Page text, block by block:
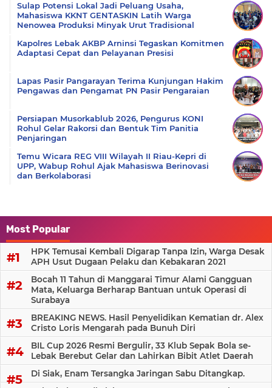
Sulap Potensi Lokal Jadi Peluang Usaha,
Mahasiswa KKNT GENTASKIN Latih Warga
Nenowea Produksi Minyak Urut Tradisional
Kapolres Lebak AKBP Arninsi Tegaskan Komitmen
Adaptasi Cepat dan Pelayanan Presisi
Lapas Pasir Pangarayan Terima Kunjungan Hakim
Pengawas dan Pengamat PN Pasir Pengaraian
Persiapan Musorkablub 2026, Pengurus KONI
Rohul Gelar Rakorsi dan Bentuk Tim Panitia
Penjaringan
Temu Wicara REG VIII Wilayah II Riau-Kepri di
UPP, Wabup Rohul Ajak Mahasiswa Berinovasi
dan Berkolaborasi
Most Popular
HPK Temusai Kembali Digarap Tanpa Izin, Warga Desak
APH Usut Dugaan Pelaku dan Kebakaran 2021
Bocah 11 Tahun di Manggarai Timur Alami Gangguan
Mata, Keluarga Berharap Bantuan untuk Operasi di
Surabaya
BREAKING NEWS. Hasil Penyelidikan Kematian dr. Alex
Cristo Loris Mengarah pada Bunuh Diri
BIL Cup 2026 Resmi Bergulir, 33 Klub Sepak Bola se-
Lebak Berebut Gelar dan Lahirkan Bibit Atlet Daerah
Di Siak, Enam Tersangka Jaringan Sabu Ditangkap.